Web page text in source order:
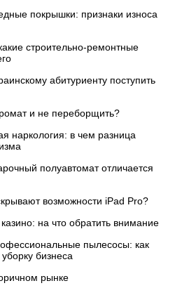
покрышки: признаки износа
строительно-ремонтные
абитуриенту поступить
и не переборщить?
наркология: в чем разница
полуавтомат отличается
возможности iPad Pro?
на что обратить внимание
пылесосы: как
бизнеса
рынке